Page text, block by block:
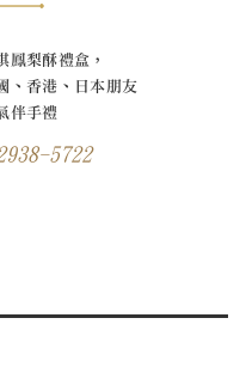
鳳梨酥禮盒，
、香港、日本朋友
伴手禮
5722